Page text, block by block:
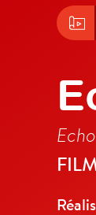
Echo